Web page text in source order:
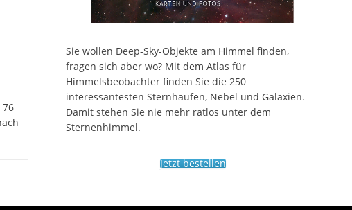
Sie wollen Deep-Sky-Objekte am Himmel finden,
fragen sich aber wo? Mit dem Atlas für
Himmelsbeobachter finden Sie die 250
interessantesten Sternhaufen, Nebel und Galaxien.
Damit stehen Sie nie mehr ratlos unter dem
Sternenhimmel.
Jetzt bestellen